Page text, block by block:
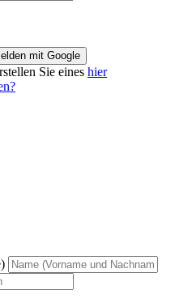
mit Google
Sie eines hier